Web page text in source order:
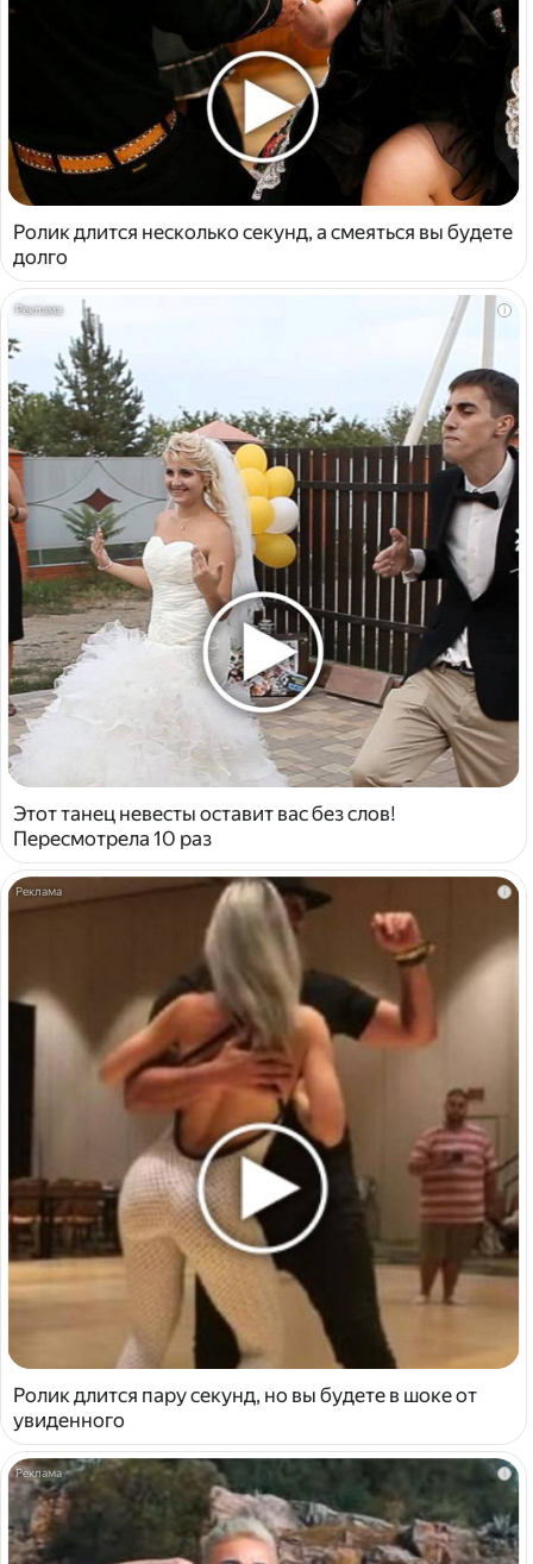
Ролик длится несколько секунд, а смеяться вы будете
долго
i
Этот танец невесты оставит вас без слов!
Пересмотрела 10 раз
i
Ролик длится пару секунд, но вы будете в шоке от
увиденного
i